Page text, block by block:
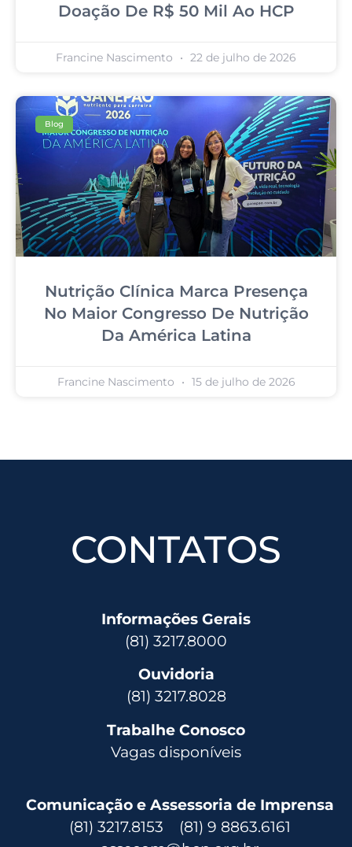
Doação De R$ 50 Mil Ao HCP
Francine Nascimento 22 de julho de 2026
Blog
Nutrição Clínica Marca Presença
No Maior Congresso De Nutrição
Da América Latina
Francine Nascimento 15 de julho de 2026
CONTATOS
Informações Gerais
(81) 3217.8000
Ouvidoria
(81) 3217.8028
Trabalhe Conosco
Vagas disponíveis
Comunicação e Assessoria de Imprensa
(81) 3217.8153 (81) 9 8863.6161